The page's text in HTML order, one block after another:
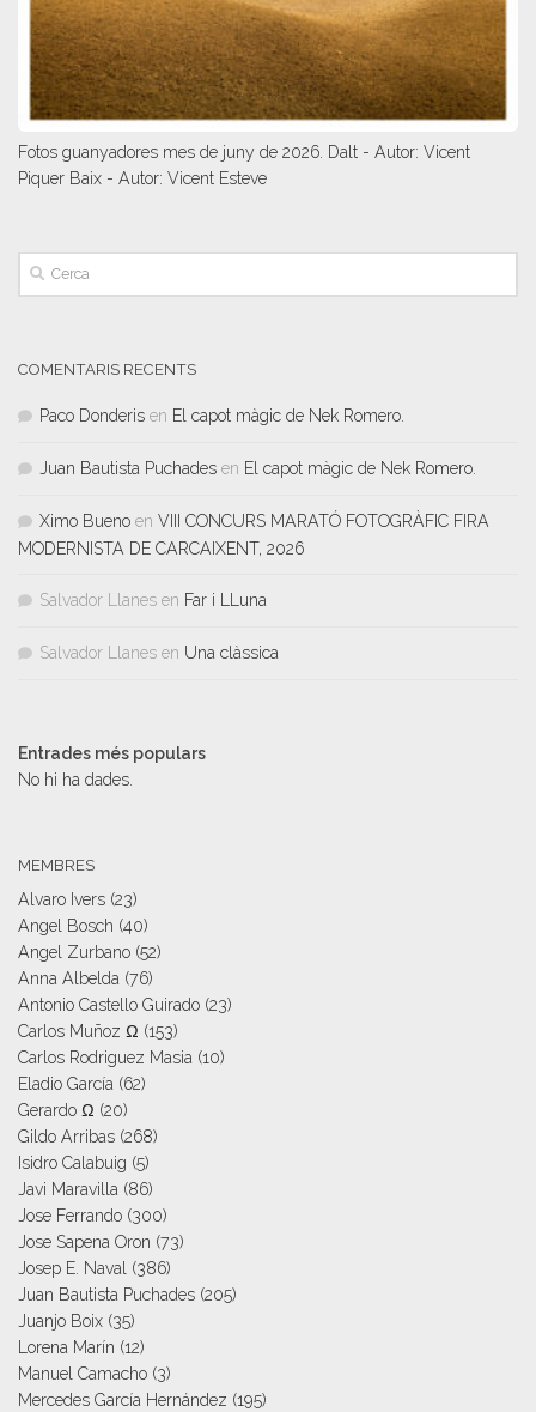
Fotos guanyadores mes de juny de 2026. Dalt - Autor: Vicent
Piquer Baix - Autor: Vicent Esteve
COMENTARIS RECENTS
Paco Donderis en El capot màgic de Nek Romero.
Juan Bautista Puchades en El capot màgic de Nek Romero.
Ximo Bueno en VIII CONCURS MARATÓ FOTOGRÀFIC FIRA
MODERNISTA DE CARCAIXENT, 2026
Salvador Llanes en Far i LLuna
Salvador Llanes en Una clàssica
Entrades més populars
No hi ha dades.
MEMBRES
Alvaro Ivers (23)
Angel Bosch (40)
Angel Zurbano (52)
Anna Albelda (76)
Antonio Castello Guirado (23)
Carlos Muñoz Ω (153)
Carlos Rodriguez Masia (10)
Eladio García (62)
Gerardo Ω (20)
Gildo Arribas (268)
Isidro Calabuig (5)
Javi Maravilla (86)
Jose Ferrando (300)
Jose Sapena Oron (73)
Josep E. Naval (386)
Juan Bautista Puchades (205)
Juanjo Boix (35)
Lorena Marín (12)
Manuel Camacho (3)
Mercedes García Hernández (195)